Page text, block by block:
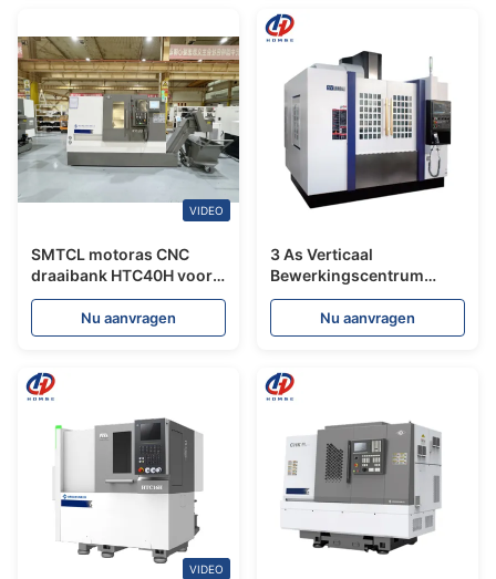
VIDEO
SMTCL motoras CNC
draaibank HTC40H voor
hoog efficiënte
verwerking van lange as
met staafvoeder
Nu aanvragen
3 As Verticaal
Bewerkingscentrum
SV856L Syntec
Controller Kosteneffectief
Verticaal
Nu aanvragen
VIDEO